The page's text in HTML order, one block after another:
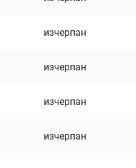
изчерпан
изчерпан
изчерпан
изчерпан